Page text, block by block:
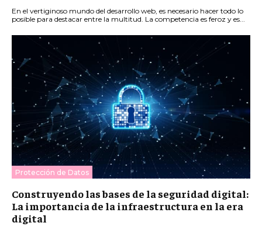
En el vertiginoso mundo del desarrollo web, es necesario hacer todo lo
posible para destacar entre la multitud. La competencia es feroz y es...
Protección de Datos
Construyendo las bases de la seguridad digital:
La importancia de la infraestructura en la era
digital